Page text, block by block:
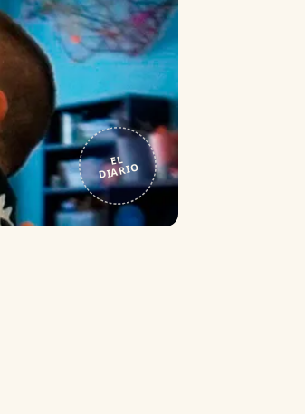
EL
DIARIO